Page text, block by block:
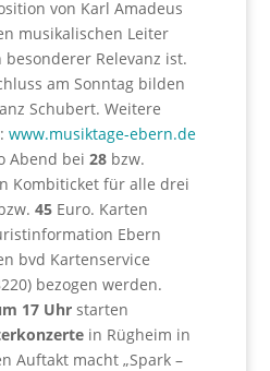
von Karl Amadeus
musikalischen Leiter
besonderer Relevanz ist.
am Sonntag bilden
Schubert. Weitere
www.musiktage-ebern.de
Abend bei 28bzw.
Kombiticket für alle drei
45Euro. Karten
Ebern
bvd Kartenservice
bezogen werden.
17 Uhrstarten
in Rügheim in
Auftakt macht „Spark –